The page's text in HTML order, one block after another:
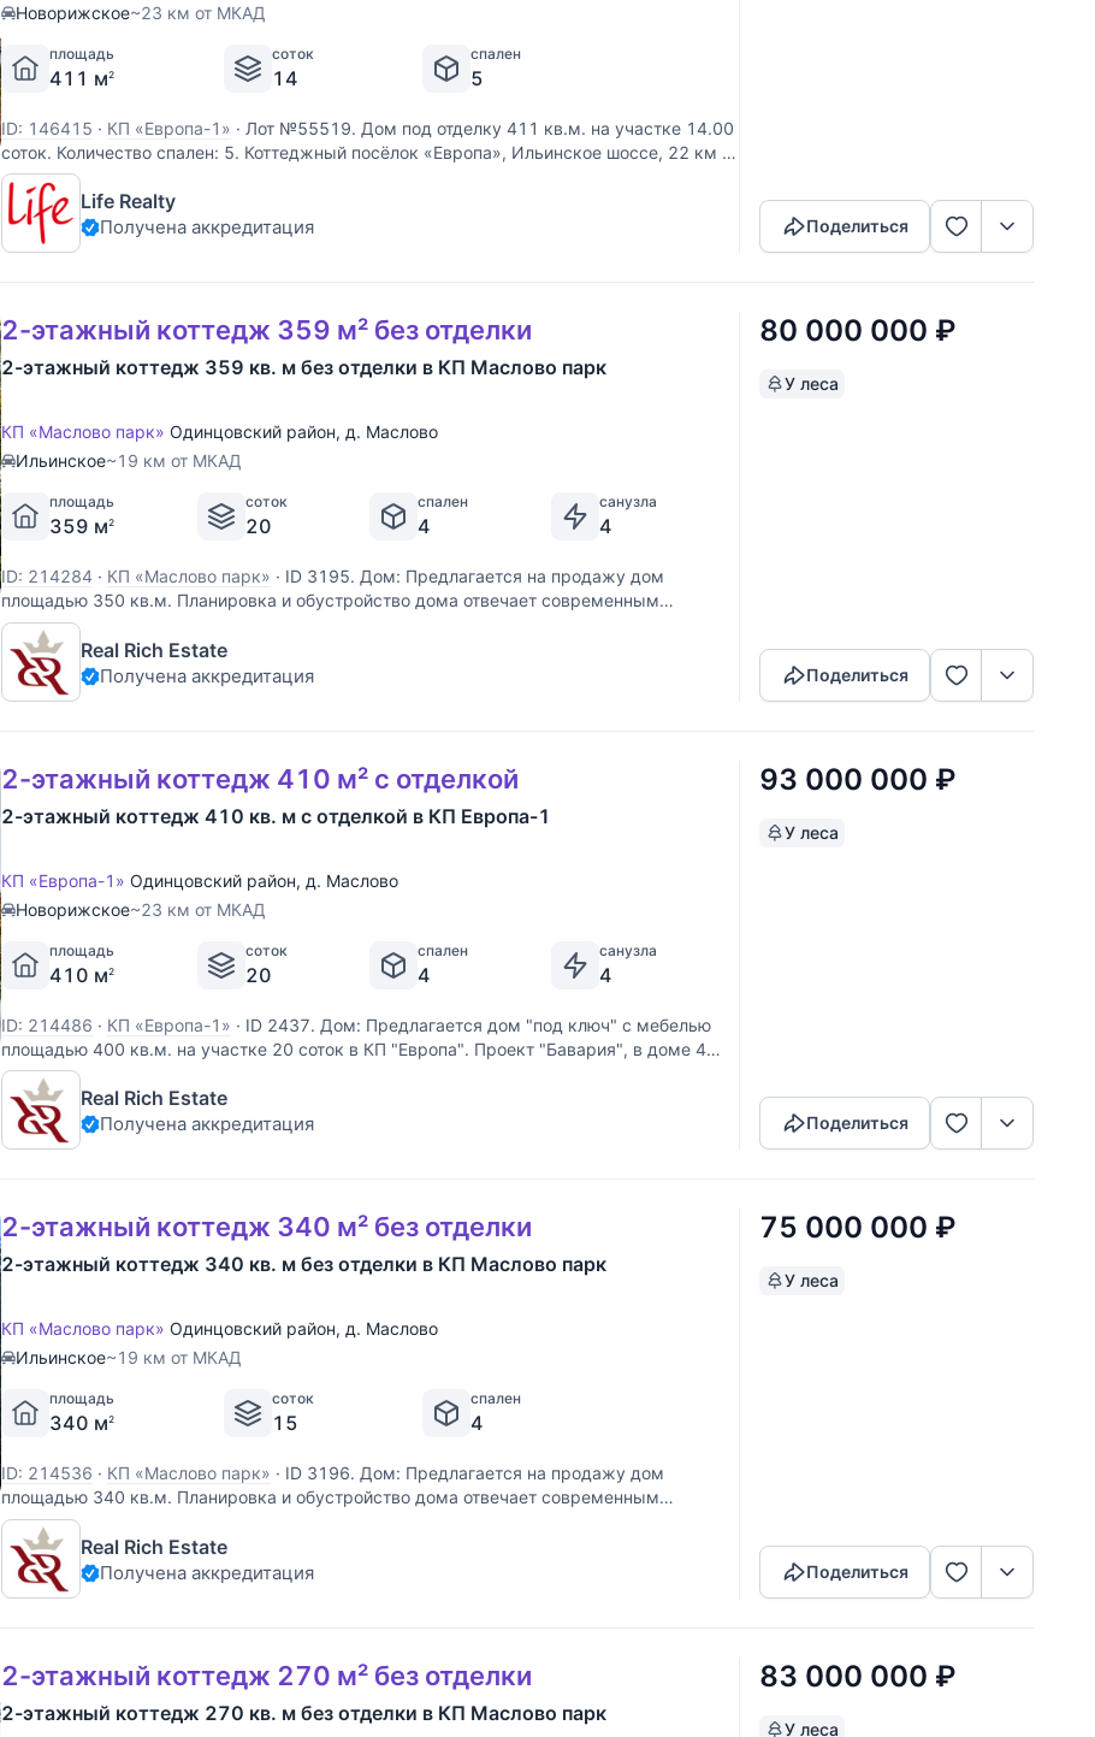
Новорижское~23 км от МКАД
площадь
411 м2
соток
14
спален
5
ID: 146415 · КП «Европа-1» · Лот №55519. Дом под отделку 411 кв.м. на участке 14.00
соток. Количество спален: 5. Коттеджный посёлок «Европа», Ильинское шоссе, 22 км от
МКАД. Планировка дома: Цоколь: тамбур, комната отдыха, бассейн, хамам, сауна,
ванная комната, тренажерная,
Life Realty
Получена аккредитация Поделиться
2-этажный коттедж 359 м² без отделки
2-этажный коттедж 359 кв. м без отделки в КП Маслово парк
КП «Маслово парк» Одинцовский район, д. Маслово
Ильинское~19 км от МКАД
площадь
359 м2
соток
20
спален
4
санузла
4
ID: 214284 · КП «Маслово парк» · ID 3195. Дом: Предлагается на продажу дом
площадью 350 кв.м. Планировка и обустройство дома отвечает современным
представлениям о качественном и комфортном жилье. Грамотное планирование
позволило эффективно использовать каждый метр - в доме
Real Rich Estate
Получена аккредитация
80 000 000 ₽
У леса
Поделиться
2-этажный коттедж 410 м² с отделкой
2-этажный коттедж 410 кв. м с отделкой в КП Европа-1
КП «Европа-1» Одинцовский район, д. Маслово
Новорижское~23 км от МКАД
площадь
410 м2
соток
20
спален
4
санузла
4
ID: 214486 · КП «Европа-1» · ID 2437. Дом: Предлагается дом "под ключ" с мебелью
площадью 400 кв.м. на участке 20 соток в КП "Европа". Проект "Бавария", в доме 4
спальни, SPA-зона. Описание поселка: Коттеджный поселок Европа расположился в
самом элитном районе Подмосковья
Real Rich Estate
Получена аккредитация
93 000 000 ₽
У леса
Поделиться
2-этажный коттедж 340 м² без отделки
2-этажный коттедж 340 кв. м без отделки в КП Маслово парк
КП «Маслово парк» Одинцовский район, д. Маслово
Ильинское~19 км от МКАД
площадь
340 м2
соток
15
спален
4
ID: 214536 · КП «Маслово парк» · ID 3196. Дом: Предлагается на продажу дом
площадью 340 кв.м. Планировка и обустройство дома отвечает современным
представлениям о качественном и комфортном жилье. Грамотное планирование
позволило эффективно использовать каждый метр - в доме
Real Rich Estate
Получена аккредитация
75 000 000 ₽
У леса
Поделиться
2-этажный коттедж 270 м² без отделки
2-этажный коттедж 270 кв. м без отделки в КП Маслово парк
83 000 000 ₽
У леса